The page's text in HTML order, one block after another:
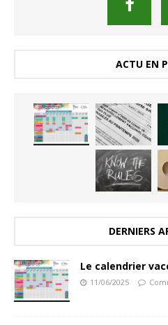
ACTU EN
DERNIERS
Le calendrier
11/06/2025